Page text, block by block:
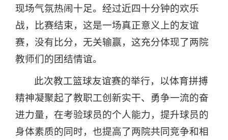
现场气氛热闹十足。经过近四十分钟的欢乐
战，比赛结束，这是一场真正意义上的友谊
赛，没有比分，无关输赢，这充分体现了两院
教师们的团结情谊。
此次教工篮球友谊赛的举行，以体育拼搏
精神凝聚起了教职工创新实干、勇争一流的奋
进力量，在考验球员的个人能力，提升球员的
身体素质的同时，也提高了两院共同竞争和相